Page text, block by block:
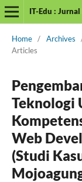
IT-Edu :
Home / Archives
Articles
Teknologi
Web
(Studi